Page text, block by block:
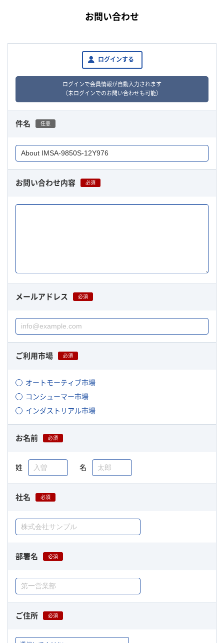
お問い合わせ
ログインする
ログインで会員情報が自動入力されます
（未ログインでのお問い合わせも可能）
件名 任意
お問い合わせ内容 必須
メールアドレス 必須
ご利用市場 必須
オートモーティブ市場
コンシューマー市場
インダストリアル市場
お名前 必須
姓 名
社名 必須
部署名 必須
ご住所 必須